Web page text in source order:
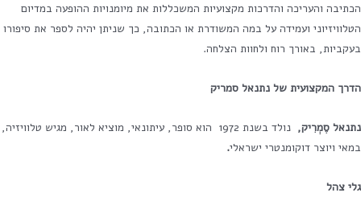
הכתיבה והעריכה והדרכות מקצועיות המשכללות את מיומנויות ההופעה במדיום
הטלוויזיוני ועמידה על במה המשודרת או הכתובה, כך שניתן יהיה לספר את סיפורו
בעקביות, באורך רוח ולחוות הצלחה.
הדרך המקצועית של נתנאל סמריק
נתנאל סֶמְרִיק,
נולד בשנת 1972 הוא סופר, עיתונאי, מוציא לאור, מגיש טלוויזיה,
במאי ויוצר דוקומנטרי ישראלי.
גלי צהל